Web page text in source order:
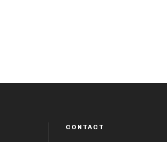
CONTACT